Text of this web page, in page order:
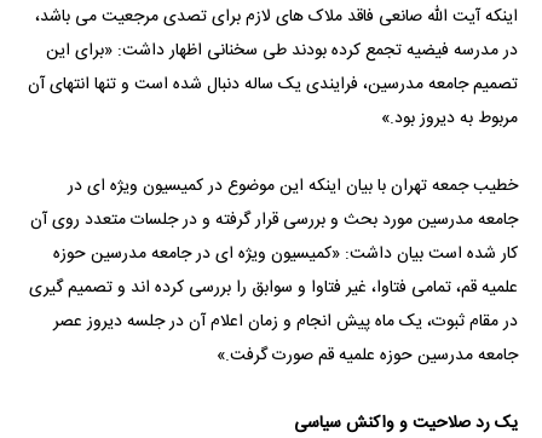
اینکه آیت الله صانعی فاقد ملاک های لازم برای تصدی مرجعیت می باشد،
در مدرسه فیضیه تجمع کرده بودند طی سخنانی اظهار داشت: «برای این
تصمیم جامعه مدرسین، فرایندی یک ساله دنبال شده است و تنها انتهای آن
مربوط به دیروز بود.»
خطیب جمعه تهران با بیان اینکه این موضوع در کمیسیون ویژه ای در
جامعه مدرسین مورد بحث و بررسی قرار گرفته و در جلسات متعدد روی آن
کار شده است بیان داشت: «کمیسیون ویژه ای در جامعه مدرسین حوزه
علمیه قم، تمامی فتاوا، غیر فتاوا و سوابق را بررسی کرده اند و تصمیم گیری
در مقام ثبوت، یک ماه پیش انجام و زمان اعلام آن در جلسه دیروز عصر
جامعه مدرسین حوزه علمیه قم صورت گرفت.»
یک رد صلاحیت و واکنش سیاسی